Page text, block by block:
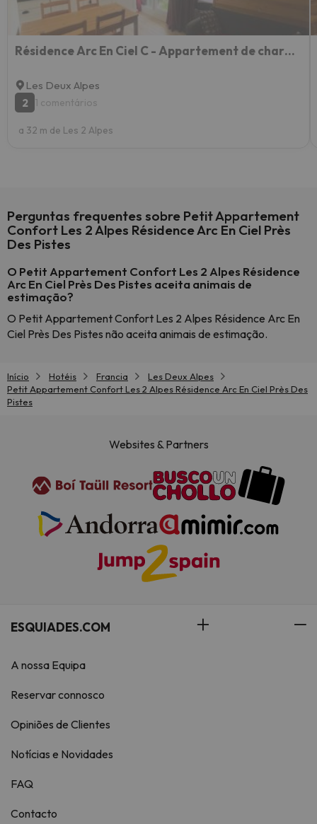
Résidence Arc En Ciel C - Appartement de charme pour 4 personnes idéalement situé dans un secteur ca
Les Deux Alpes
2
1 comentários
a 32 m de Les 2 Alpes
Perguntas frequentes sobre Petit Appartement
Confort Les 2 Alpes Résidence Arc En Ciel Près
Des Pistes
O Petit Appartement Confort Les 2 Alpes Résidence
Arc En Ciel Près Des Pistes aceita animais de
estimação?
O Petit Appartement Confort Les 2 Alpes Résidence Arc En
Ciel Près Des Pistes não aceita animais de estimação.
Início Hotéis Francia
Les Deux Alpes
Petit Appartement Confort Les 2 Alpes Résidence Arc En Ciel Près Des
Pistes
Websites & Partners
ESQUIADES.COM
A nossa Equipa
Reservar connosco
Opiniões de Clientes
Notícias e Novidades
FAQ
Contacto